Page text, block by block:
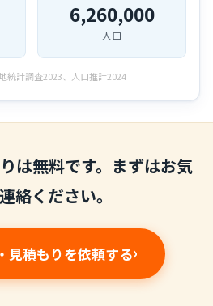
6,260,000
人口
統計調査2023、人口推計2024
は無料です。まずはお気
絡ください。
見積もりを依頼する